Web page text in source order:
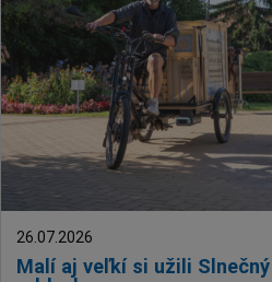
Malí aj veľkí si užili
26.07.2026